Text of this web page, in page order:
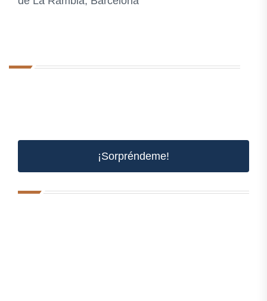
¡Sorpréndeme!